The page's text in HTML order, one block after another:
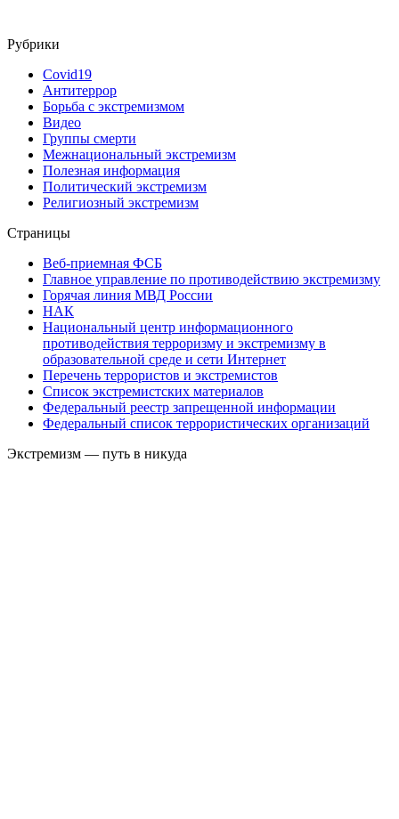
Рубрики
Covid19
Антитеррор
Борьба с экстремизмом
Видео
Группы смерти
Межнациональный экстремизм
Полезная информация
Политический экстремизм
Религиозный экстремизм
Страницы
Веб-приемная ФСБ
Главное управление по противодействию экстремизму
Горячая линия МВД России
НАК
Национальный центр информационного
противодействия терроризму и экстремизму в
образовательной среде и сети Интернет
Перечень террористов и экстремистов
Список экстремистских материалов
Федеральный реестр запрещенной информации
Федеральный список террористических организаций
Экстремизм — путь в никуда